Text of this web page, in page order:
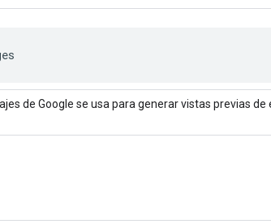
de Google se usa para generar vistas previas de